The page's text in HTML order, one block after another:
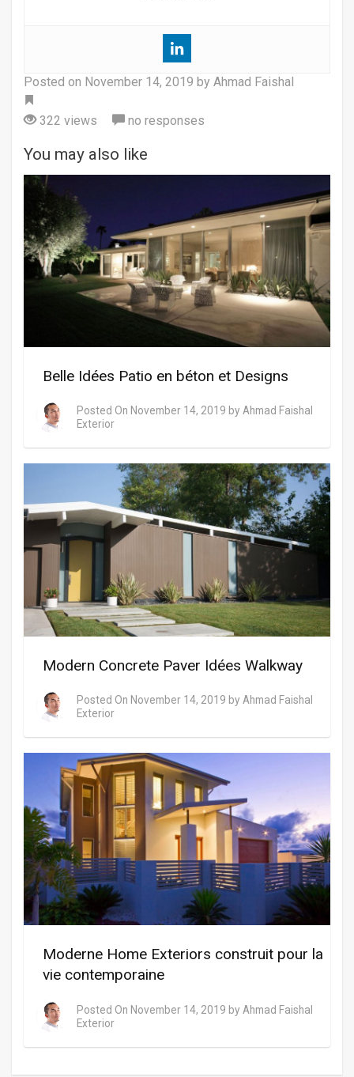
Posted on November 14, 2019 by Ahmad Faishal
322 views
no responses
You may also like
Belle Idées Patio en béton et Designs
Posted On November 14, 2019 by Ahmad Faishal
Exterior
Modern Concrete Paver Idées Walkway
Posted On November 14, 2019 by Ahmad Faishal
Exterior
Moderne Home Exteriors construit pour la
vie contemporaine
Posted On November 14, 2019 by Ahmad Faishal
Exterior